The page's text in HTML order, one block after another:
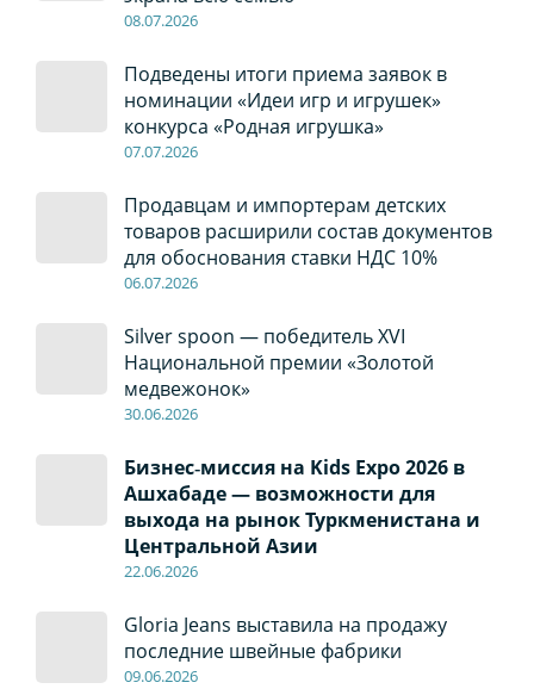
08.07.2026
Подведены итоги приема заявок в
номинации «Идеи игр и игрушек»
конкурса «Родная игрушка»
07.07.2026
Продавцам и импортерам детских
товаров расширили состав документов
для обоснования ставки НДС 10%
06.07.2026
Silver spoon — победитель XVI
Национальной премии «Золотой
медвежонок»
30.06.2026
Бизнес‑миссия на Kids Expo 2026 в
Ашхабаде — возможности для
выхода на рынок Туркменистана и
Центральной Азии
22.06.2026
Gloria Jeans выставила на продажу
последние швейные фабрики
09.06.2026